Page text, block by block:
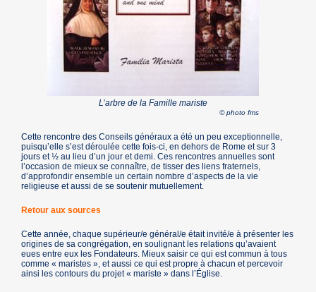
L’arbre de la Famille mariste
© photo fms
Cette rencontre des Conseils généraux a été un peu exceptionnelle,
puisqu’elle s’est déroulée cette fois-ci, en dehors de Rome et sur 3
jours et ½ au lieu d’un jour et demi. Ces rencontres annuelles sont
l’occasion de mieux se connaître, de tisser des liens fraternels,
d’approfondir ensemble un certain nombre d’aspects de la vie
religieuse et aussi de se soutenir mutuellement.
Retour aux sources
Cette année, chaque supérieur/e général/e était invité/e à présenter les
origines de sa congrégation, en soulignant les relations qu’avaient
eues entre eux les Fondateurs. Mieux saisir ce qui est commun à tous
comme « maristes », et aussi ce qui est propre à chacun et percevoir
ainsi les contours du projet « mariste » dans l’Église.